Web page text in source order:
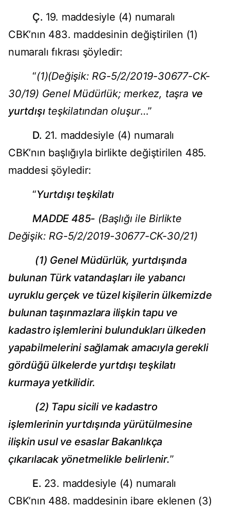
Ç. 19. maddesiyle (4) numaralı
CBK’nın 483. maddesinin değiştirilen (1)
numaralı fıkrası şöyledir:
“(1)(Değişik: RG-5/2/2019-30677-CK-
30/19) Genel Müdürlük; merkez, taşra ve
yurtdışıteşkilatından oluşur…”
D. 21. maddesiyle (4) numaralı
CBK’nın başlığıyla birlikte değiştirilen 485.
maddesi şöyledir:
“Yurtdışı teşkilatı
MADDE 485- (Başlığı ile Birlikte
Değişik: RG-5/2/2019-30677-CK-30/21)
(1) Genel Müdürlük, yurtdışında
bulunan Türk vatandaşları ile yabancı
uyruklu gerçek ve tüzel kişilerin ülkemizde
bulunan taşınmazlara ilişkin tapu ve
kadastro işlemlerini bulundukları ülkeden
yapabilmelerini sağlamak amacıyla gerekli
gördüğü ülkelerde yurtdışı teşkilatı
kurmaya yetkilidir.
(2) Tapu sicili ve kadastro
işlemlerinin yurtdışında yürütülmesine
ilişkin usul ve esaslar Bakanlıkça
çıkarılacak yönetmelikle belirlenir.”
E. 23. maddesiyle (4) numaralı
CBK’nın 488. maddesinin ibare eklenen (3)